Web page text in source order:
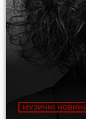
МУЗИЧНІ